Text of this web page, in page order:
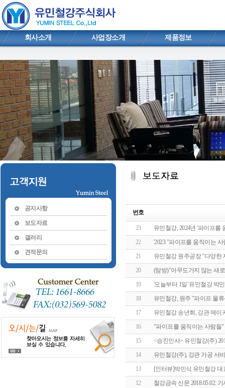
회사소개 사업장소개 제품정보
공지사항
보도자료
갤러리
견적문의
번호
23
유민철강, 2024년 '파이프
22
'2023 "파이프를 움직이는
21
유민철강 원주공장 "다양한
20
(탐방)"아무도가지 않는 새
19
'오늘부터 1일' 유민철강 박
18
유민철강, 원주 "파이프 물
17
유민철강 송년회, 강관 메이
16
"파이프를 움직이는 사람들"
15
<승진인사> 유민철강(주)
14
유민철강(주), 강관 가공 서
13
[인터뷰]박민식 유민철강
12
철강금속 신문 2018.05.02. 기